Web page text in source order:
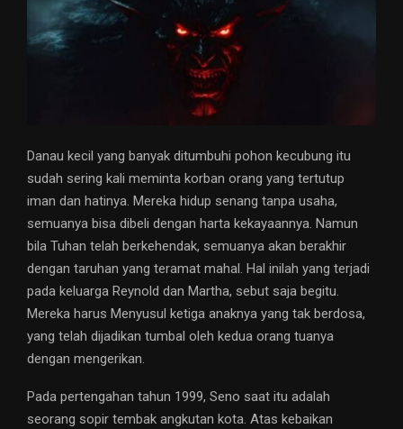
Danau kecil yang banyak ditumbuhi pohon kecubung itu
sudah sering kali meminta korban orang yang tertutup
iman dan hatinya. Mereka hidup senang tanpa usaha,
semuanya bisa dibeli dengan harta kekayaannya. Namun
bila Tuhan telah berkehendak, semuanya akan berakhir
dengan taruhan yang teramat mahal. Hal inilah yang terjadi
pada keluarga Reynold dan Martha, sebut saja begitu.
Mereka harus Menyusul ketiga anaknya yang tak berdosa,
yang telah dijadikan tumbal oleh kedua orang tuanya
dengan mengerikan.
Pada pertengahan tahun 1999, Seno saat itu adalah
seorang sopir tembak angkutan kota. Atas kebaikan